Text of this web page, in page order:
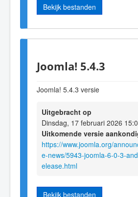
Bekijk bestanden
Joomla! 5.4.3
Joomla! 5.4.3 versie
Uitgebracht op
Dinsdag, 17 februari 2026
Uitkomende versie
https://www.joomla.org/
e-news/5943-joomla-6-0-3-
elease.html
Bekijk bestanden